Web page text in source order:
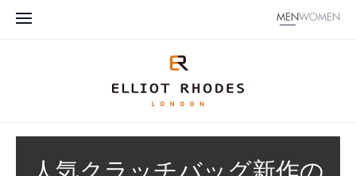
MENWOMEN